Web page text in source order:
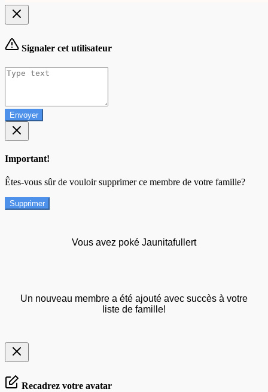
Signaler cet utilisateur
Envoyer
Important!
Êtes-vous sûr de vouloir supprimer ce membre de votre famille?
Supprimer
Vous avez poké Jaunitafullert
Un nouveau membre a été ajouté avec succès à votre
liste de famille!
Recadrez votre avatar